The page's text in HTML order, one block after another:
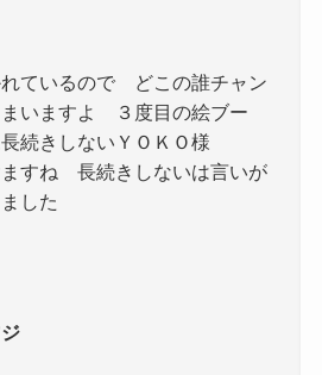
ているので どこの誰チャン
いますよ ３度目の絵ブー
続きしないＹＯＫＯ様
ますね 長続きしないは言いが
した